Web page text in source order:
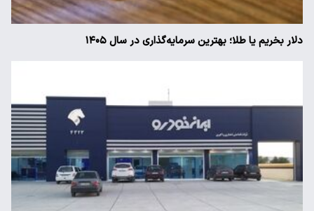
دلار بخریم یا طلا؛ بهترین سرمایه‌گذاری در سال ۱۴۰۵